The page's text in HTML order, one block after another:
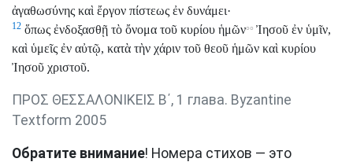
ἀγαθωσύνης καὶ ἔργον πίστεως ἐν δυνάμει·
12 ὅπως ἐνδοξασθῇ τὸ ὄνομα τοῦ κυρίου ἡμῶν°° Ἰησοῦ ἐν ὑμῖν,
καὶ ὑμεῖς ἐν αὐτῷ, κατὰ τὴν χάριν τοῦ θεοῦ ἡμῶν καὶ κυρίου
Ἰησοῦ χριστοῦ.
ΠΡΟΣ ΘΕΣΣΑΛΟΝΙΚΕΙΣ Β΄, 1 глава. Byzantine
Textform 2005
Обратите внимание! Номера стихов — это